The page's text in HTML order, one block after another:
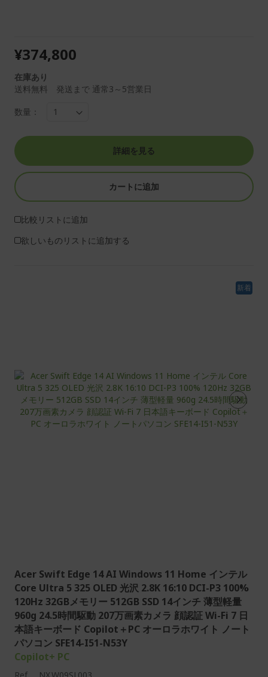
¥374,800
在庫あり
送料無料 発送まで 通常3～5営業日
数量：
詳細を見る
カートに追加
比較リストに追加
欲しいものリストに追加する
新着
Acer Swift Edge 14 AI Windows 11 Home インテル
Core Ultra 5 325 OLED 光沢 2.8K 16:10 DCI-P3 100%
120Hz 32GBメモリー 512GB SSD 14インチ 薄型軽量
960g 24.5時間駆動 207万画素カメラ 顔認証 Wi-Fi 7 日
本語キーボード Copilot＋PC オーロラホワイト ノート
パソコン SFE14-I51-N53Y
Copilot+ PC